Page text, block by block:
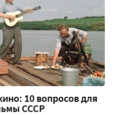
10 вопросов для
СССР